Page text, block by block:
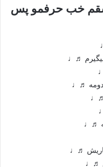
خب حرفمو پس
♬♩
♬♩
♬♩
♬♩
♬♩
♬♩